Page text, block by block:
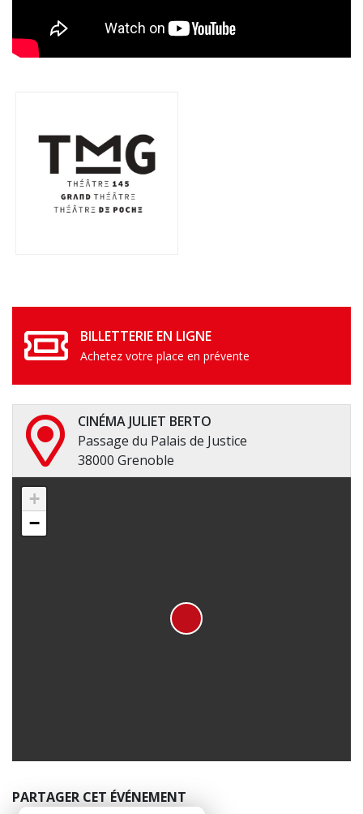
BILLETTERIE EN LIGNE
Achetez votre place en prévente
CINÉMA JULIET BERTO
Passage du Palais de Justice
38000 Grenoble
+
−
PARTAGER CET ÉVÉNEMENT